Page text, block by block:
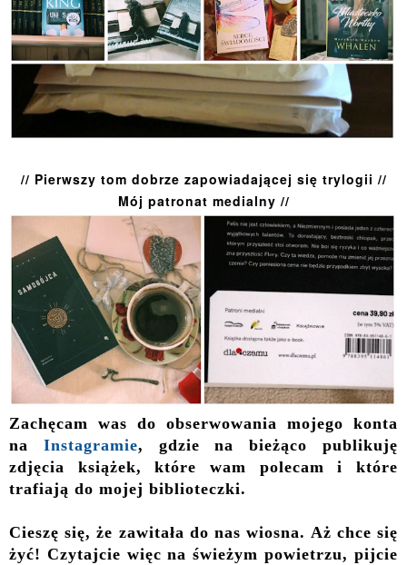
// Pierwszy tom dobrze zapowiadającej się trylogii //
Mój patronat medialny //
Zachęcam was do obserwowania mojego konta
na Instagramie, gdzie na bieżąco publikuję
zdjęcia książek, które wam polecam i które
trafiają do mojej biblioteczki.
Cieszę się, że zawitała do nas wiosna. Aż chce się
żyć! Czytajcie więc na świeżym powietrzu, pijcie